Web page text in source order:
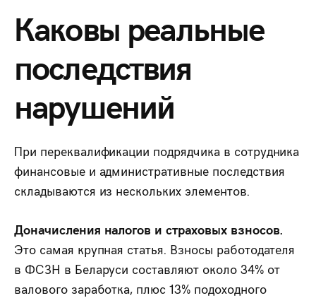
Каковы реальные
последствия
нарушений
При переквалификации подрядчика в сотрудника
финансовые и административные последствия
складываются из нескольких элементов.
Доначисления налогов и страховых взносов.
Это самая крупная статья. Взносы работодателя
в ФСЗН в Беларуси составляют около 34% от
валового заработка, плюс 13% подоходного